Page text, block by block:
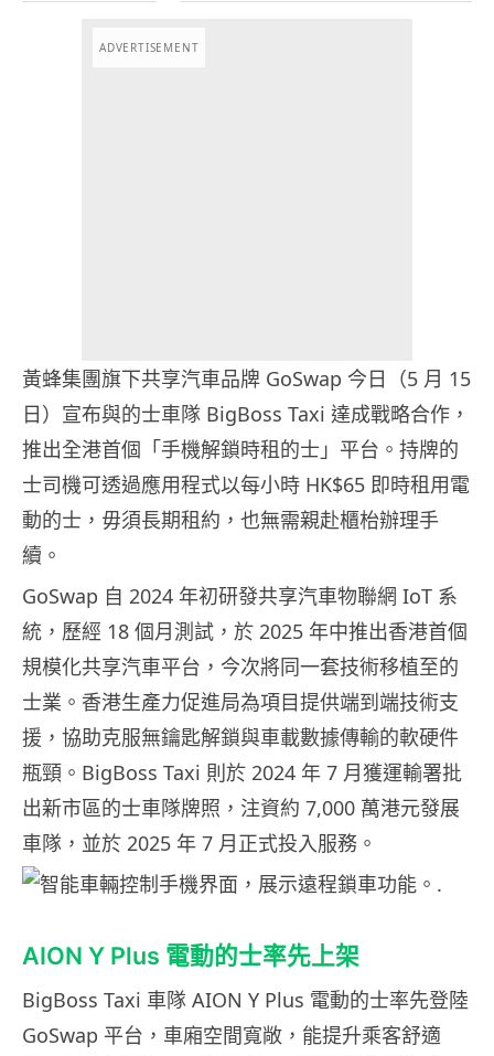
ADVERTISEMENT
黃蜂集團旗下共享汽車品牌 GoSwap 今日（5 月 15
日）宣布與的士車隊 BigBoss Taxi 達成戰略合作，
推出全港首個「手機解鎖時租的士」平台。持牌的
士司機可透過應用程式以每小時 HK$65 即時租用電
動的士，毋須長期租約，也無需親赴櫃枱辦理手
續。
GoSwap 自 2024 年初研發共享汽車物聯網 IoT 系
統，歷經 18 個月測試，於 2025 年中推出香港首個
規模化共享汽車平台，今次將同一套技術移植至的
士業。香港生產力促進局為項目提供端到端技術支
援，協助克服無鑰匙解鎖與車載數據傳輸的軟硬件
瓶頸。BigBoss Taxi 則於 2024 年 7 月獲運輸署批
出新市區的士車隊牌照，注資約 7,000 萬港元發展
車隊，並於 2025 年 7 月正式投入服務。
AION Y Plus 電動的士率先上架
BigBoss Taxi 車隊 AION Y Plus 電動的士率先登陸
GoSwap 平台，車廂空間寬敞，能提升乘客舒適